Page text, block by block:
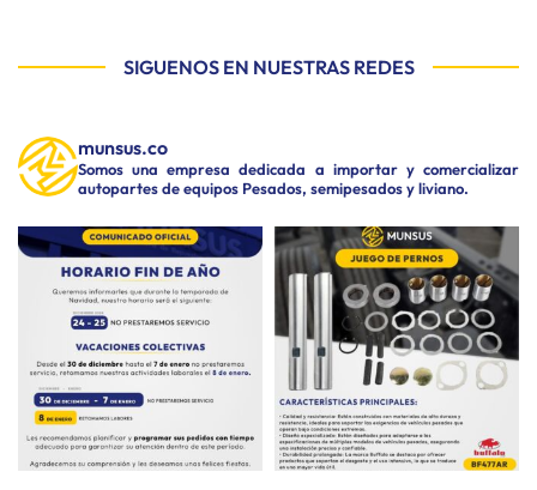
SIGUENOS EN NUESTRAS REDES
munsus.co
Somos una empresa dedicada a importar y comercializar
autopartes de equipos Pesados, semipesados y liviano.